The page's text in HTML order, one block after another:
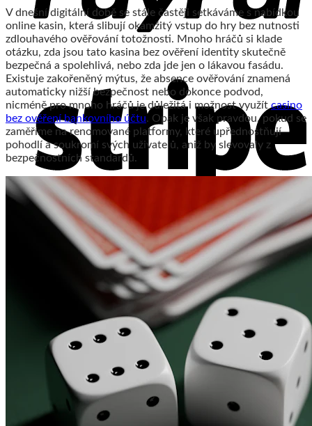
V dnešní digitální době se stále častěji setkáváme s nabídkou
online kasin, která slibují okamžitý vstup do hry bez nutnosti
zdlouhavého ověřování totožnosti. Mnoho hráčů si klade
otázku, zda jsou tato kasina bez ověření identity skutečně
bezpečná a spolehlivá, nebo zda jde jen o lákavou fasádu.
Existuje zakořeněný mýtus, že absence ověřování znamená
automaticky nižší bezpečnost nebo dokonce podvod,
nicméně pro mnoho hráčů je důležitá i možnost využítcasino
bez ověření bankovního účtu. Opak je však pravdou, pokud se
zaměříme na renomované platformy, které upřednostňují
pohodlí a soukromí svých uživatelů, aniž by slevovaly z
bezpečnostních standardů.